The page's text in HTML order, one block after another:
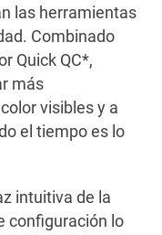
las herramientas
Combinado
Quick QC*,
más
visibles y a
el tiempo es lo
intuitiva de la
configuración lo